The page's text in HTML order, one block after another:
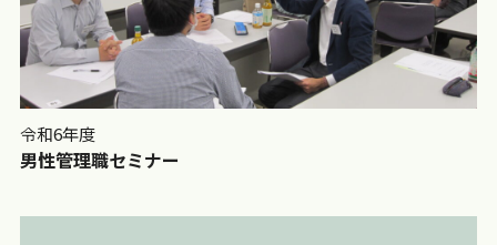
男性管理職セミナー
令和6年度